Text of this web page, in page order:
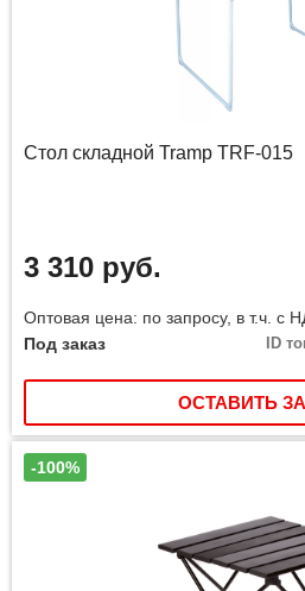
Стол складной Tramp TRF-015
3 310 руб.
Оптовая цена: по запросу, в т.ч. с
Под заказ
ID
ОСТАВИТЬ
-100%